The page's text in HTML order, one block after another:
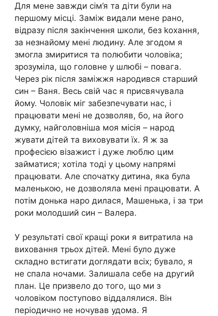
Для мене завжди сім’я та діти були на
першому місці. Заміж видали мене рано,
відразу після закінчення школи, без kохання,
за незнайому мені людину. Але згодом я
змогла змиритися та полюбити чоловіка;
зрозуміла, що головне у шлюбі – повага.
Через рік після заміжжя народився старший
син – Ваня. Весь свій час я присвячувала
йому. Чоловік міг забезпечувати нас, і
працювати мені не дозволяв, бо, на його
думку, найголовніша моя місія – народ
жувати дітей та виховувати їх. Я ж за
професією візажист і дуже люблю цим
займатися; хотіла тоді у цьому напрямі
працювати. Але спочатку дитина, яка була
маленькою, не дозволяла мені працювати. А
потім донька наро дилася, Машенька, і за три
роки молодший син – Валера.
У результаті свої кращі роки я витратила на
виховання трьох дітей. Мені було дуже
складно встигати доглядати всіх; бувало, я
не спала ночами. Залишала себе на другий
план. Це призвело до того, що ми з
чоловіком поступово віддалялися. Він
періодично не ночував удома. Я